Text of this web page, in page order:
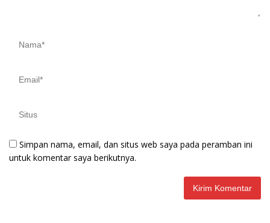
Simpan nama, email, dan situs web saya pada peramban ini
untuk komentar saya berikutnya.